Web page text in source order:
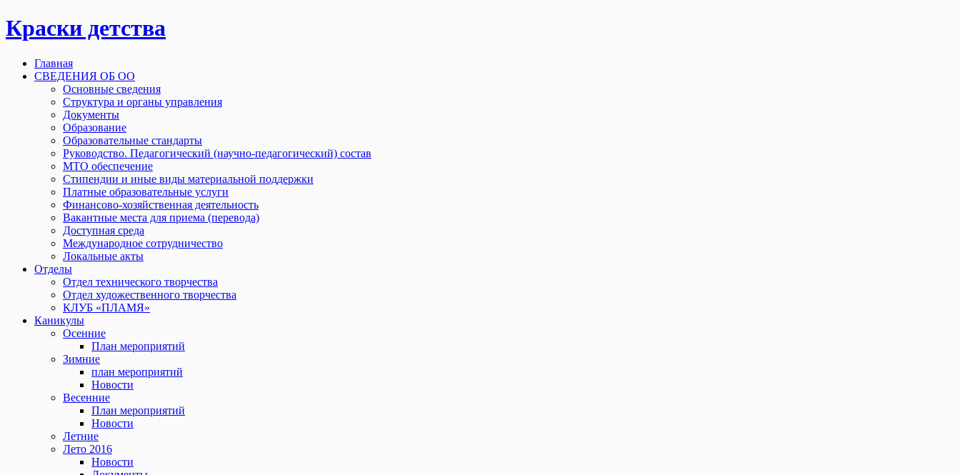
Краски детства
Главная
СВЕДЕНИЯ ОБ ОО
Основные сведения
Структура и органы управления
Документы
Образование
Образовательные стандарты
Руководство. Педагогический (научно-педагогический) состав
МТО обеспечение
Стипендии и иные виды материальной поддержки
Платные образовательные услуги
Финансово-хозяйственная деятельность
Вакантные места для приема (перевода)
Доступная среда
Международное сотрудничество
Локальные акты
Отделы
Отдел технического творчества
Отдел художественного творчества
КЛУБ «ПЛАМЯ»
Каникулы
Осенние
План мероприятий
Зимние
план мероприятий
Новости
Весенние
План мероприятий
Новости
Летние
Лето 2016
Новости